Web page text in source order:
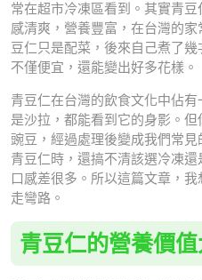
常在超市冷凍區看到。其實青
感清爽，營養豐富，在台灣的
豆仁只是配菜，後來自己煮了
不僅便宜，還能變出好多花樣。
青豆仁在台灣的飲食文化中佔
是沙拉，都能看到它的身影。
豌豆，經過處理後變成我們常
青豆仁時，還搞不清該選冷凍
口感差很多。所以這篇文章，
走彎路。
青豆仁的營養價值